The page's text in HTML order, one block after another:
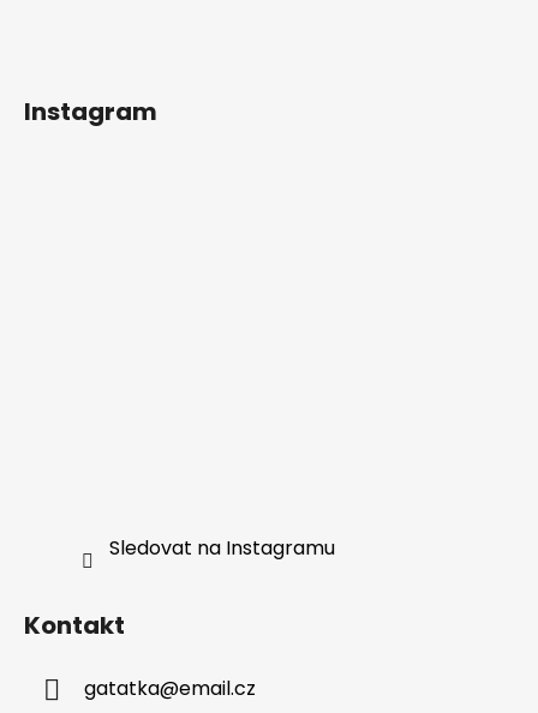
Instagram
Sledovat na Instagramu
Kontakt
gatatka@email.cz